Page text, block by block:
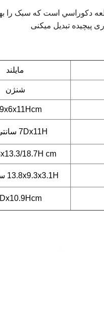
دکوراسي است که سبک را
پیچیده تبدیل میکنی
مايلند
شنژن
7Dx11H سانتی متر
18.7H cm
13.8x9.3x3.1H سانتی متر